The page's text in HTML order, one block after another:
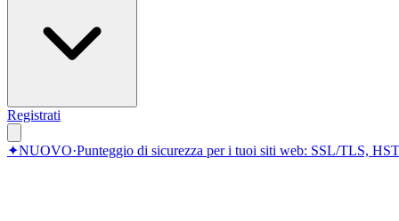
Registrati
✦NUOVO·Punteggio di sicurezza per i tuoi siti web: SSL/TLS,